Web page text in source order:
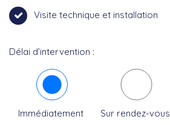
Visite technique et installation
Délai d’intervention :
Immédiatement Sur rendez-vous